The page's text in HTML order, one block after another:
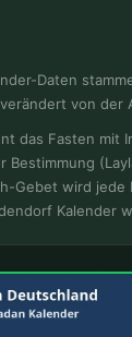
Daten
von der
das Fasten mit
Bestimmung
Gebet wird jede
Kalender